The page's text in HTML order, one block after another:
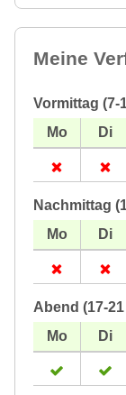
Meine
Vormittag (7-
Nachmittag
Abend (17-